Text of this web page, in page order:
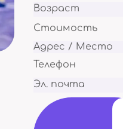
Праздники
Концерты
Посещаем
Возраст
Стоимость
Адрес / Место
Телефон
Эл. почта